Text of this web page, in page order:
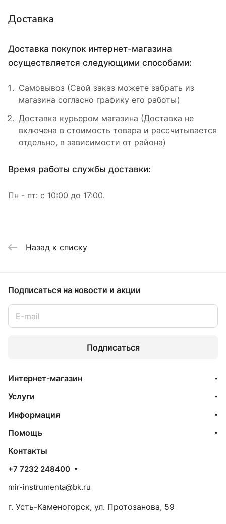
Доставка
Доставка покупок интернет-магазина
осуществляется следующими способами:
Самовывоз (Свой заказ можете забрать из
магазина согласно графику его работы)
Доставка курьером магазина (Доставка не
включена в стоимость товара и рассчитывается
отдельно, в зависимости от района)
Время работы службы доставки:
Пн - пт: с 10:00 до 17:00.
Назад к списку
Подписаться на новости и акции
Подписаться
Интернет-магазин
Услуги
Информация
Помощь
Контакты
+7 7232 248400
mir-instrumenta@bk.ru
г. Усть-Каменогорск, ул. Протозанова, 59